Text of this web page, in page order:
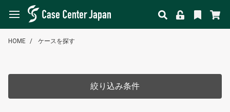
HOME ケースを探す
絞り込み条件